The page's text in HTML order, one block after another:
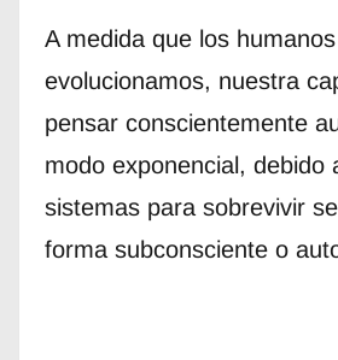
A medida que los humanos
evolucionamos, nuestra
pensar conscientemente
modo exponencial, debido
sistemas para sobrevivir
forma subconsciente o